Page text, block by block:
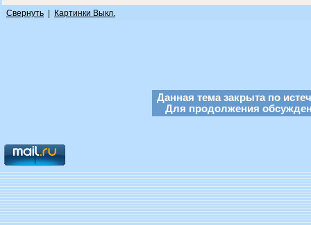
Свернуть Картинки Выкл.
Данная тема закрыта по
Для продолжения